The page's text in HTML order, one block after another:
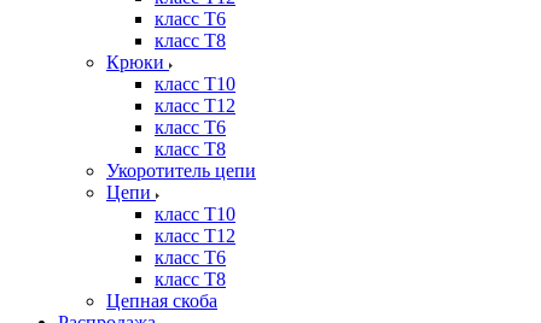
класс Т6
класс Т8
Крюки
класс Т10
класс Т12
класс Т6
класс Т8
Укоротитель цепи
Цепи
класс Т10
класс Т12
класс Т6
класс Т8
Цепная скоба